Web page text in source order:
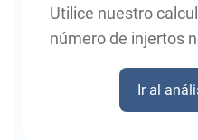
Utilice nuestro
número de injertos
Ir al